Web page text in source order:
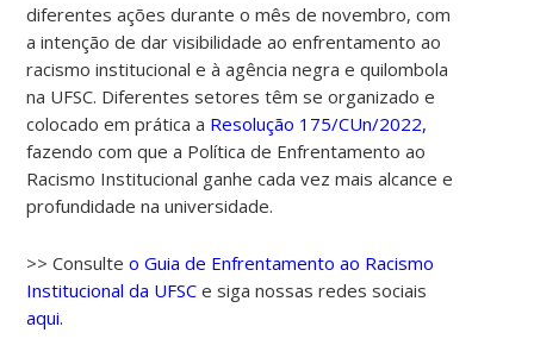
diferentes ações durante o mês de novembro, com
a intenção de dar visibilidade ao enfrentamento ao
racismo institucional e à agência negra e quilombola
na UFSC. Diferentes setores têm se organizado e
colocado em prática a Resolução 175/CUn/2022,
fazendo com que a Política de Enfrentamento ao
Racismo Institucional ganhe cada vez mais alcance e
profundidade na universidade.
>> Consulteo Guia de Enfrentamento ao Racismo
Institucional da UFSC e siga nossas redes sociais
aqui.